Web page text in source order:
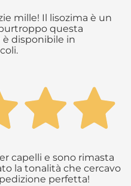
mille! Il lisozima è un
questa
disponibile in
capelli e sono rimasta
la tonalità che cercavo
perfetta!